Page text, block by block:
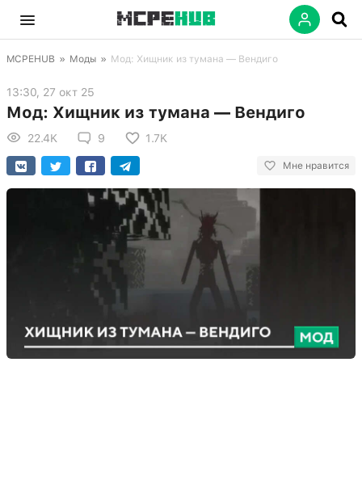
MCPEHUB » Моды » Мод: Хищник из тумана — Вендиго
13:30, 27 окт 25
Мод: Хищник из тумана — Вендиго
22.4K 9 1.7K
Мне нравится